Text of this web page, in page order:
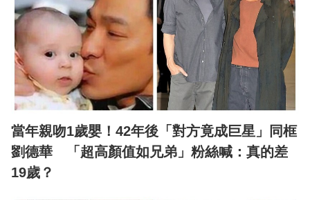
當年親吻1歲嬰！42年後「對方竟成巨星」同框
劉德華 「超高顏值如兄弟」粉絲喊：真的差
19歲？